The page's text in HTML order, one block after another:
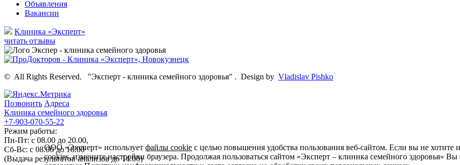
Объявления
Вакансии
Клиника «Эксперт»
читать отзывы
© All Rights Reserved. "Эксперт - клиника семейного здоровья" . Design by Vladislav Pishko
Позвонить Адреса
Клиника семейного здоровья
+7-903-070-55-22
Режим работы:
Пн-Пт: с 08.00 до 20.00,
Сб-Вс: с 08.00 до 16.00
(Выдача результатов анализов до 14.00)
ООО «Эксперт» использует файлы cookie с целью повышения удобства пользования веб-сайтом. Если вы не хотите
cookies, измените настройки браузера. Продолжая пользоваться сайтом «Эксперт – клиника семейного здоровья» Вы